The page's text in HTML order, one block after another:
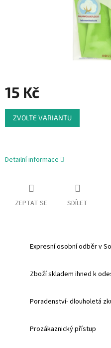
15 Kč
Měrná
cena:
ZVOLTE VARIANTU
Detailní informace
ZEPTAT SE SDÍLET
Expresní osobní odběr v
Zboží skladem ihned k
Poradenství- dlouholetá
Prozákaznický přístup